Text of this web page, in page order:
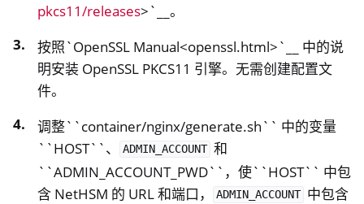
pkcs11/releases>`__。
按照`OpenSSL Manual<openssl.html>`__ 中的说
明安装 OpenSSL PKCS11 引擎。无需创建配置文
件。
调整``container/nginx/generate.sh`` 中的变量
``HOST``、
ADMIN_ACCOUNT 和
``ADMIN_ACCOUNT_PWD``，使``HOST`` 中包
含 NetHSM 的 URL 和端口，
ADMIN_ACCOUNT 中包含